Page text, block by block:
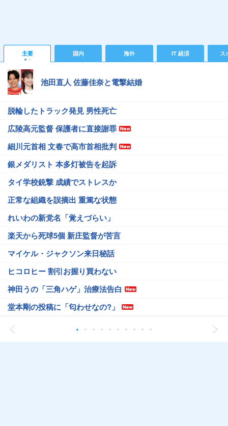
主要 国内 海外 IT 経済 ス
池田直人 佐藤佳奈と電撃結婚
脱輪したトラック発見 男性死亡
広陵高元監督 保護者に直接謝罪
細川元首相 文春で高市首相批判
銀メダリスト 本多灯被告を起訴
タイ学校銃撃 成績でストレスか
正常な組織を誤摘出 重篤な状態
れいわの新党名「覚えづらい」
楽天から死球5個 新庄監督が苦言
マイケル・ジャクソン来日秘話
ヒコロヒー 割引お握り買わない
神田うの「三角ハゲ」治療法告白
堂本剛の投稿に「匂わせなの?」